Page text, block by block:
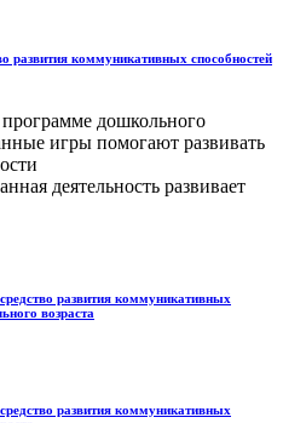
развития коммуникативных способностей
дошкольного
игры помогают развивать
деятельность развивает
развития коммуникативных
возраста
развития коммуникативных